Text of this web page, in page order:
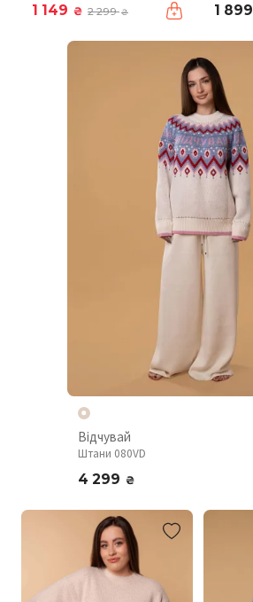
1 149 ₴ 2 299₴ 1 899
Відчувай
Штани 080VD
4 299 ₴